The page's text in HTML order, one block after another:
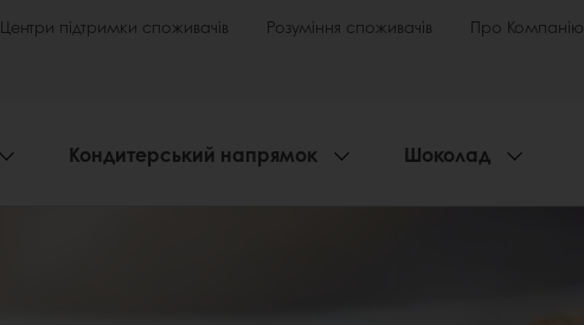
Центри підтримки споживачів Розуміння споживачів Про Компанію
Кондитерський напрямок Шоколад